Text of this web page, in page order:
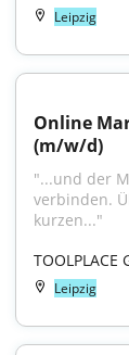
Leipzig
Online
(m/w/d)
"...und der
verbinden.
kurzen..."
TOOLPLACE
Leipzig